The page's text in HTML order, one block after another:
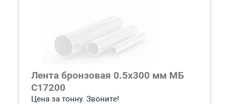
Лента бронзовая 0.5x300 мм МБ
С17200
Цена за тонну. Звоните!